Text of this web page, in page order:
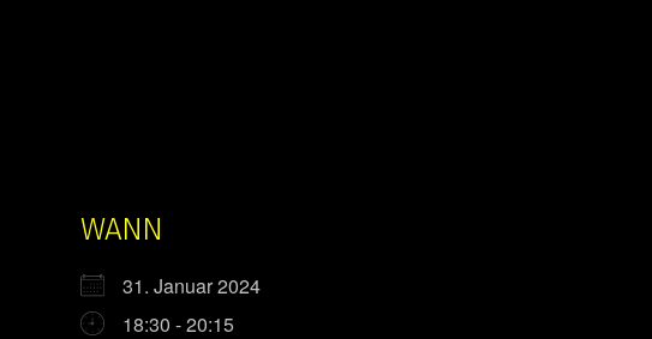
WANN
31. Januar 2024
18:30 - 20:15